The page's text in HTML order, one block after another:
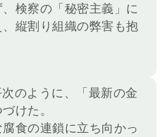
検察の「秘密主義」に
縦割り組織の弊害も抱
のように、「最新の金
けた。
食の連鎖に立ち向かっ